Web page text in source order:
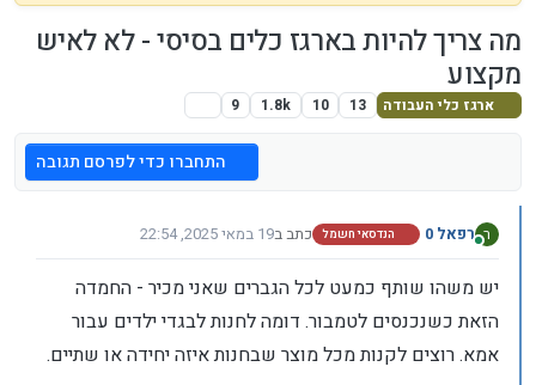
מה צריך להיות בארגז כלים בסיסי - לא לאיש
מקצוע
ארגז כלי העבודה 13
10
1.8k
9
התחברו כדי לפרסם תגובה
ר
מחובר
רפאל 0 הנדסאי חשמל כתב ב19 במאי 2025, 22:54
נערך לאחרונה על ידי
יש משהו שותף כמעט לכל הגברים שאני מכיר - החמדה
הזאת כשנכנסים לטמבור. דומה לחנות לבגדי ילדים עבור
אמא. רוצים לקנות מכל מוצר שבחנות איזה יחידה או שתיים.